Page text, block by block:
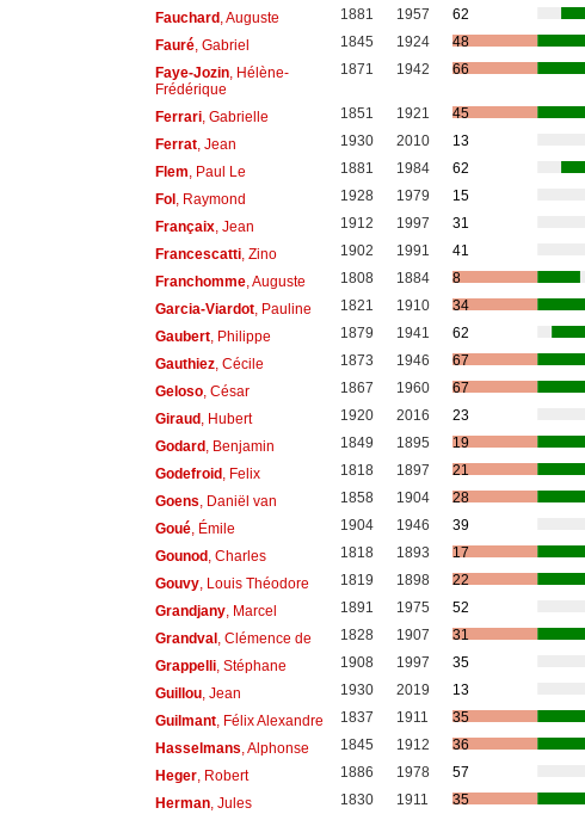
Fauchard, Auguste 1881 1957
62
Fauré, Gabriel 1845 1924
48
Faye-Jozin, Hélène-
Frédérique
1871 1942 66
Ferrari, Gabrielle 1851 1921
45
Ferrat, Jean 1930 2010
13
Flem , Paul Le 1881 1984
62
Fol, Raymond 1928 1979
15
Françaix, Jean 1912 1997
31
Francescatti, Zino 1902 1991
41
Franchomme, Auguste 1808 1884
8
Garcia-Viardot, Pauline 1821 1910
34
Gaubert, Philippe 1879 1941
62
Gauthiez, Cécile 1873 1946
67
Geloso, César 1867 1960
67
Giraud, Hubert 1920 2016
23
Godard, Benjamin 1849 1895
19
Godefroid, Felix 1818 1897
21
Goens , Daniël van 1858 1904
28
Goué, Émile 1904 1946
39
Gounod, Charles 1818 1893
17
Gouvy, Louis Théodore 1819 1898
22
Grandjany, Marcel 1891 1975
52
Grandval, Clémence de 1828 1907
31
Grappelli, Stéphane 1908 1997
35
Guillou, Jean 1930 2019
13
Guilmant, Félix Alexandre 1837 1911
35
Hasselmans , Alphonse 1845 1912
36
Heger, Robert 1886 1978
57
Herman, Jules 1830 1911 35